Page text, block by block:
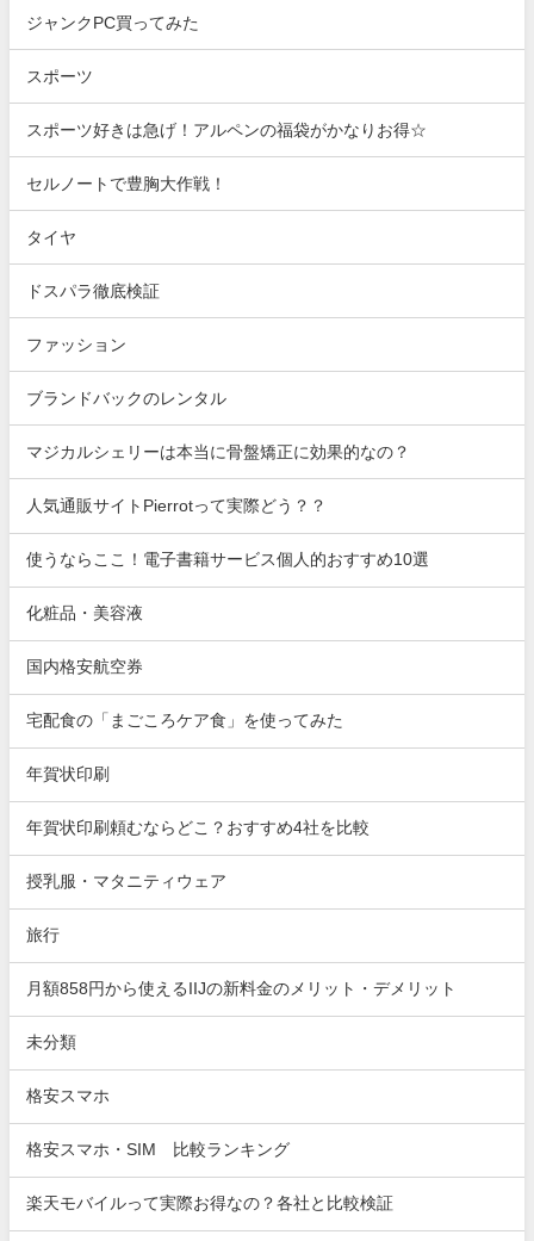
ジャンクPC買ってみた
スポーツ
スポーツ好きは急げ！アルペンの福袋がかなりお得☆
セルノートで豊胸大作戦！
タイヤ
ドスパラ徹底検証
ファッション
ブランドバックのレンタル
マジカルシェリーは本当に骨盤矯正に効果的なの？
人気通販サイトPierrotって実際どう？？
使うならここ！電子書籍サービス個人的おすすめ10選
化粧品・美容液
国内格安航空券
宅配食の「まごころケア食」を使ってみた
年賀状印刷
年賀状印刷頼むならどこ？おすすめ4社を比較
授乳服・マタニティウェア
旅行
月額858円から使えるIIJの新料金のメリット・デメリット
未分類
格安スマホ
格安スマホ・SIM 比較ランキング
楽天モバイルって実際お得なの？各社と比較検証